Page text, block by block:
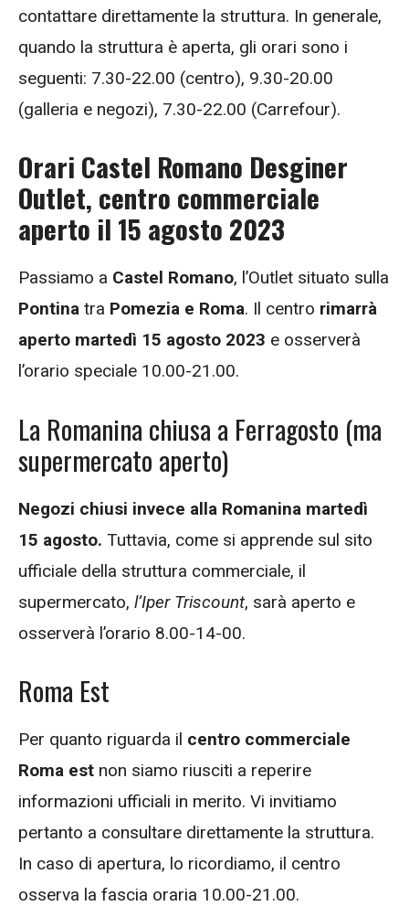
contattare direttamente la struttura. In generale,
quando la struttura è aperta, gli orari sono i
seguenti: 7.30-22.00 (centro), 9.30-20.00
(galleria e negozi), 7.30-22.00 (Carrefour).
Orari Castel Romano Desginer
Outlet, centro commerciale
aperto il 15 agosto 2023
Passiamo a Castel Romano, l’Outlet situato sulla
Pontina tra Pomezia e Roma. Il centro rimarrà
aperto martedì 15 agosto 2023 e osserverà
l’orario speciale 10.00-21.00.
La Romanina chiusa a Ferragosto (ma
supermercato aperto)
Negozi chiusi invece alla Romanina martedì
15 agosto. Tuttavia, come si apprende sul sito
ufficiale della struttura commerciale, il
supermercato, l’Iper Triscount, sarà aperto e
osserverà l’orario 8.00-14-00.
Roma Est
Per quanto riguarda il centro commerciale
Roma est non siamo riusciti a reperire
informazioni ufficiali in merito. Vi invitiamo
pertanto a consultare direttamente la struttura.
In caso di apertura, lo ricordiamo, il centro
osserva la fascia oraria 10.00-21.00.